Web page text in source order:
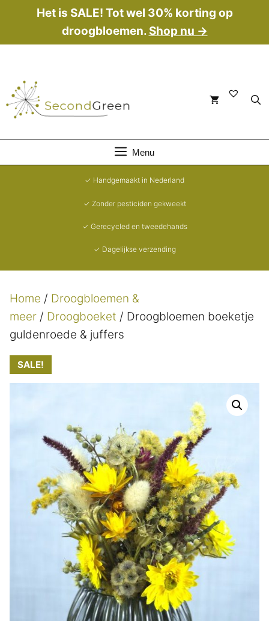
de
Het is SALE! Tot wel 30% korting op
droogbloemen. Shop nu →
Menu
✓ Handgemaakt in Nederland
✓ Zonder pesticiden gekweekt
✓ Gerecycled en tweedehands
✓ Dagelijkse verzending
Home / Droogbloemen &
meer / Droogboeket / Droogbloemen boeketje
guldenroede & juffers
SALE!